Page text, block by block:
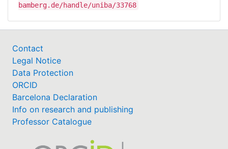
bamberg.de/handle/uniba/33768
Contact
Legal Notice
Data Protection
ORCID
Barcelona Declaration
Info on research and publishing
Professor Catalogue